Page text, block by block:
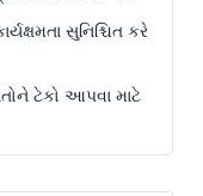
સુનિશ્ચિત કરે
ટેકો આપવા માટે